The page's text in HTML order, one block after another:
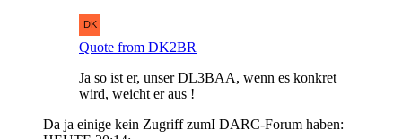
Quote from DK2BR
Ja so ist er, unser DL3BAA, wenn es konkret
wird, weicht er aus !
Da ja einige kein Zugriff zumI DARC-Forum haben: